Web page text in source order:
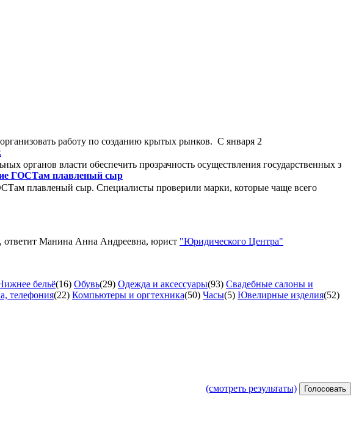
работу по созданию крытых рынков. С января 2
органов власти обеспечить прозрачность осуществления государственных з
ГОСТам плавленый сыр
плавленый сыр. Специалисты проверили марки, которые чаще всего
ответит Манина Анна Андреевна, юрист "Юридического Центра"
бельё(16) Обувь(29) Одежда и аксессуары(93) Свадебные салоны и
телефония(22) Компьютеры и оргтехника(50) Часы(5) Ювелирные изделия(52)
(смотреть результаты)